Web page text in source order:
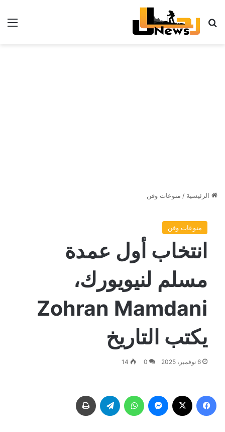
بحث عن
الرئيسية / منوعات وفن
منوعات وفن
انتخاب أول عمدة
مسلم لنيويورك،
Zohran Mamdani
يكتب التاريخ
6 نوفمبر، 2025 0
14